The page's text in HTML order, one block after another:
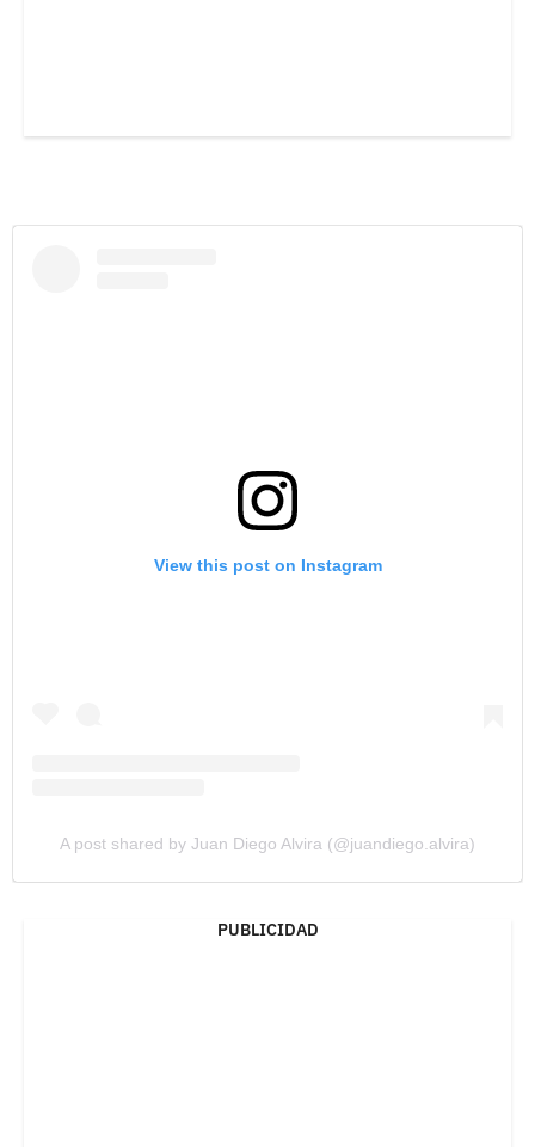
View this post on Instagram
A post shared by Juan Diego Alvira (@juandiego.alvira)
PUBLICIDAD